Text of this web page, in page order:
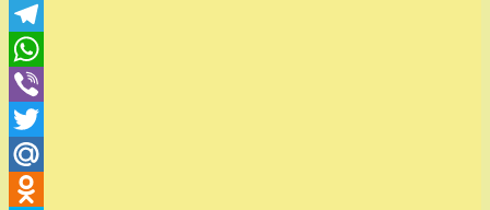
Facebook
Telegram
WhatsApp
Viber
Twitter
Mail.Ru